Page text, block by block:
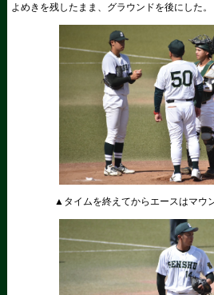
よめきを残したまま、グラウンドを後にした。
▲タイムを終えてからエースはマウ